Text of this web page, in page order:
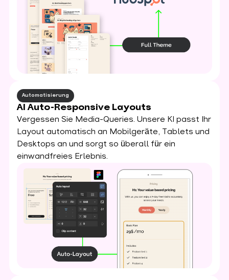
Automatisierung
AI Auto-Responsive Layouts
Vergessen Sie Media-Queries. Unsere KI passt Ihr
Layout automatisch an Mobilgeräte, Tablets und
Desktops an und sorgt so überall für ein
einwandfreies Erlebnis.